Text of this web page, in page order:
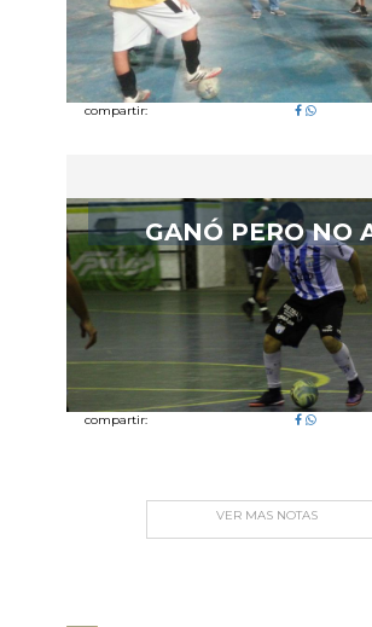
compartir:
GANÓ PERO NO
compartir:
VER MAS NOTAS